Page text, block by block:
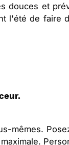
douces et
l'été de faire
mêmes.